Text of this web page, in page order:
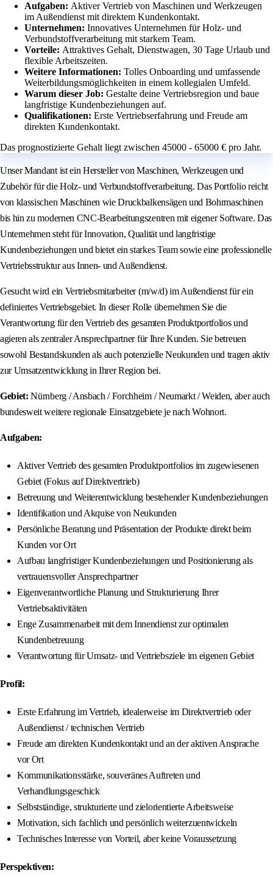
Aufgaben: Aktiver Vertrieb von Maschinen und Werkzeugen
im Außendienst mit direktem Kundenkontakt.
Unternehmen: Innovatives Unternehmen für Holz- und
Verbundstoffverarbeitung mit starkem Team.
Vorteile: Attraktives Gehalt, Dienstwagen, 30 Tage Urlaub und
flexible Arbeitszeiten.
Weitere Informationen: Tolles Onboarding und umfassende
Weiterbildungsmöglichkeiten in einem kollegialen Umfeld.
Warum dieser Job: Gestalte deine Vertriebsregion und baue
langfristige Kundenbeziehungen auf.
Qualifikationen: Erste Vertriebserfahrung und Freude am
direkten Kundenkontakt.
Das prognostizierte Gehalt liegt zwischen 45000 - 65000 € pro Jahr.
Unser Mandant ist ein Hersteller von Maschinen, Werkzeugen und
Zubehör für die Holz- und Verbundstoffverarbeitung. Das Portfolio reicht
von klassischen Maschinen wie Druckbalkensägen und Bohrmaschinen
bis hin zu modernen CNC-Bearbeitungszentren mit eigener Software. Das
Unternehmen steht für Innovation, Qualität und langfristige
Kundenbeziehungen und bietet ein starkes Team sowie eine professionelle
Vertriebsstruktur aus Innen- und Außendienst.
Gesucht wird ein Vertriebsmitarbeiter (m/w/d) im Außendienst für ein
definiertes Vertriebsgebiet. In dieser Rolle übernehmen Sie die
Verantwortung für den Vertrieb des gesamten Produktportfolios und
agieren als zentraler Ansprechpartner für Ihre Kunden. Sie betreuen
sowohl Bestandskunden als auch potenzielle Neukunden und tragen aktiv
zur Umsatzentwicklung in Ihrer Region bei.
Gebiet: Nürnberg / Ansbach / Forchheim / Neumarkt / Weiden, aber auch
bundesweit weitere regionale Einsatzgebiete je nach Wohnort.
Aufgaben:
Aktiver Vertrieb des gesamten Produktportfolios im zugewiesenen
Gebiet (Fokus auf Direktvertrieb)
Betreuung und Weiterentwicklung bestehender Kundenbeziehungen
Identifikation und Akquise von Neukunden
Persönliche Beratung und Präsentation der Produkte direkt beim
Kunden vor Ort
Aufbau langfristiger Kundenbeziehungen und Positionierung als
vertrauensvoller Ansprechpartner
Eigenverantwortliche Planung und Strukturierung Ihrer
Vertriebsaktivitäten
Enge Zusammenarbeit mit dem Innendienst zur optimalen
Kundenbetreuung
Verantwortung für Umsatz- und Vertriebsziele im eigenen Gebiet
Profil:
Erste Erfahrung im Vertrieb, idealerweise im Direktvertrieb oder
Außendienst / technischen Vertrieb
Freude am direkten Kundenkontakt und an der aktiven Ansprache
vor Ort
Kommunikationsstärke, souveränes Auftreten und
Verhandlungsgeschick
Selbstständige, strukturierte und zielorientierte Arbeitsweise
Motivation, sich fachlich und persönlich weiterzuentwickeln
Technisches Interesse von Vorteil, aber keine Voraussetzung
Perspektiven: